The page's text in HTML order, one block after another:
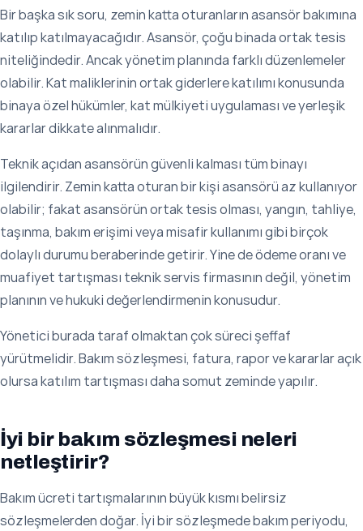
Bir başka sık soru, zemin katta oturanların asansör bakımına
katılıp katılmayacağıdır. Asansör, çoğu binada ortak tesis
niteliğindedir. Ancak yönetim planında farklı düzenlemeler
olabilir. Kat maliklerinin ortak giderlere katılımı konusunda
binaya özel hükümler, kat mülkiyeti uygulaması ve yerleşik
kararlar dikkate alınmalıdır.
Teknik açıdan asansörün güvenli kalması tüm binayı
ilgilendirir. Zemin katta oturan bir kişi asansörü az kullanıyor
olabilir; fakat asansörün ortak tesis olması, yangın, tahliye,
taşınma, bakım erişimi veya misafir kullanımı gibi birçok
dolaylı durumu beraberinde getirir. Yine de ödeme oranı ve
muafiyet tartışması teknik servis firmasının değil, yönetim
planının ve hukuki değerlendirmenin konusudur.
Yönetici burada taraf olmaktan çok süreci şeffaf
yürütmelidir. Bakım sözleşmesi, fatura, rapor ve kararlar açık
olursa katılım tartışması daha somut zeminde yapılır.
İyi bir bakım sözleşmesi neleri
netleştirir?
Bakım ücreti tartışmalarının büyük kısmı belirsiz
sözleşmelerden doğar. İyi bir sözleşmede bakım periyodu,